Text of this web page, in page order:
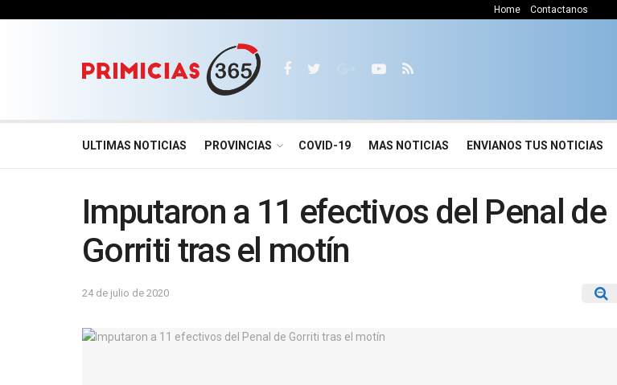
Home Contactanos
ULTIMAS NOTICIAS PROVINCIAS COVID-19 MAS NOTICIAS ENVIANOS TUS NOTICIAS
Imputaron a 11 efectivos del Penal de
Gorriti tras el motín
24 de julio de 2020